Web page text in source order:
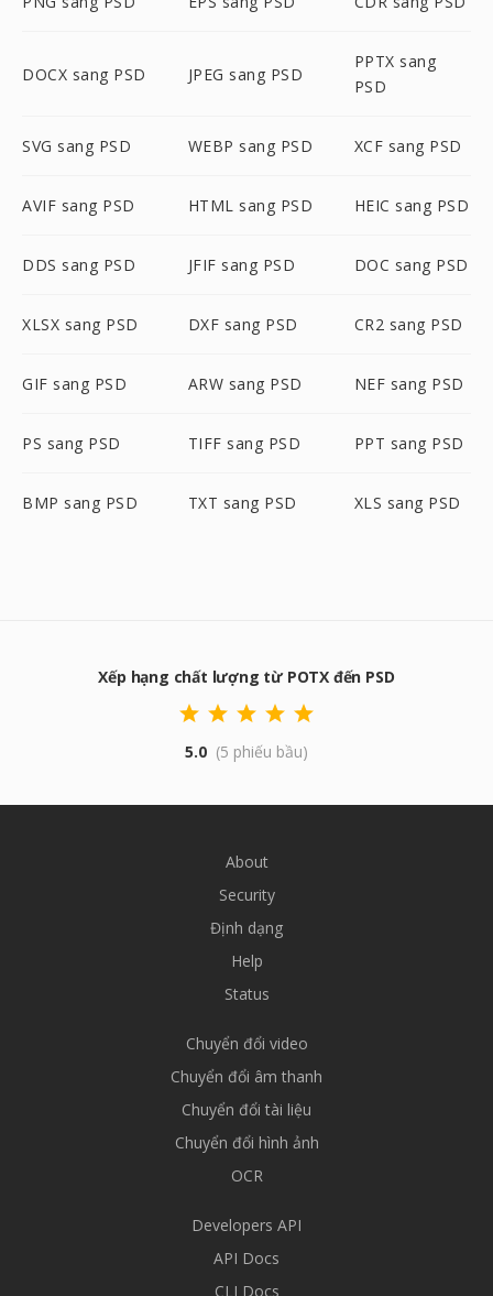
DOCX sang PSD JPEG sang PSD
PPTX sang
PSD
SVG sang PSD WEBP sang PSD XCF sang PSD
AVIF sang PSD HTML sang PSD HEIC sang PSD
DDS sang PSD JFIF sang PSD DOC sang PSD
XLSX sang PSD DXF sang PSD CR2 sang PSD
GIF sang PSD ARW sang PSD NEF sang PSD
PS sang PSD TIFF sang PSD PPT sang PSD
BMP sang PSD TXT sang PSD XLS sang PSD
Xếp hạng chất lượng từ POTX đến PSD
5.0 (5 phiếu bầu)
About
Security
Định dạng
Help
Status
Chuyển đổi video
Chuyển đổi âm thanh
Chuyển đổi tài liệu
Chuyển đổi hình ảnh
OCR
Developers API
API Docs
CLI Docs